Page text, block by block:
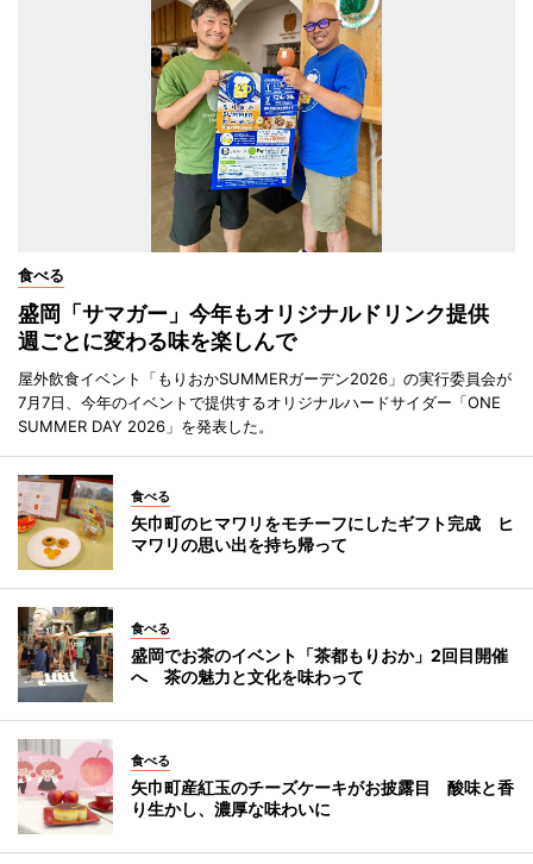
食べる
盛岡「サマガー」今年もオリジナルドリンク提供
週ごとに変わる味を楽しんで
屋外飲食イベント「もりおかSUMMERガーデン2026」の実行委員会が
7月7日、今年のイベントで提供するオリジナルハードサイダー「ONE
SUMMER DAY 2026」を発表した。
食べる
矢巾町のヒマワリをモチーフにしたギフト完成 ヒ
マワリの思い出を持ち帰って
食べる
盛岡でお茶のイベント「茶都もりおか」2回目開催
へ 茶の魅力と文化を味わって
食べる
矢巾町産紅玉のチーズケーキがお披露目 酸味と香
り生かし、濃厚な味わいに